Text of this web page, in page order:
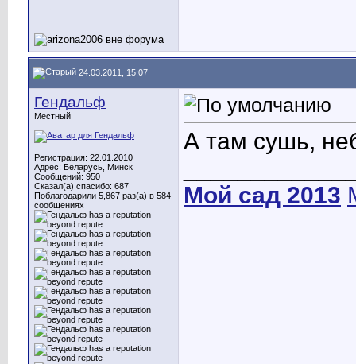
24.03.2011, 15:07
Гендальф
Местный
Регистрация: 22.01.2010
Адрес: Беларусь, Минск
Сообщений: 950
Сказал(а) спасибо: 687
Поблагодарили 5,867 раз(а) в 584
сообщениях
А там сушь,
Мой сад 2013